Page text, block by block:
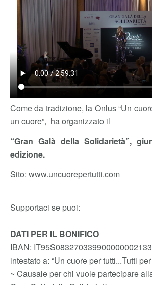
Come da tradizione, la Onlus “Un
un cuore”, ha organizzato il
“Gran Galà della Solidarietà”,
edizione.
Sito: www.uncuorepertutti.com
Supportaci se puoi:
DATI PER IL BONIFICO
IBAN:
intestato a: “Un cuore per tutti...Tutti
~ Causale per chi vuole partecipare